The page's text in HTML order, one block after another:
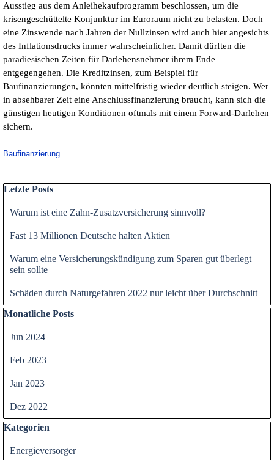
Ausstieg aus dem Anleihekaufprogramm beschlossen, um die
krisengeschüttelte Konjunktur im Euroraum nicht zu belasten. Doch
eine Zinswende nach Jahren der Nullzinsen wird auch hier angesichts
des Inflationsdrucks immer wahrscheinlicher. Damit dürften die
paradiesischen Zeiten für Darlehensnehmer ihrem Ende
entgegengehen. Die Kreditzinsen, zum Beispiel für
Baufinanzierungen, könnten mittelfristig wieder deutlich steigen. Wer
in absehbarer Zeit eine Anschlussfinanzierung braucht, kann sich die
günstigen heutigen Konditionen oftmals mit einem Forward-Darlehen
sichern.
Baufinanzierung
Block überspringen Letzte Posts
Letzte Posts
Warum ist eine Zahn-Zusatzversicherung sinnvoll?
Fast 13 Millionen Deutsche halten Aktien
Warum eine Versicherungskündigung zum Sparen gut überlegt
sein sollte
Schäden durch Naturgefahren 2022 nur leicht über Durchschnitt
Block überspringen Monatliche Posts
Monatliche Posts
Jun 2024
Feb 2023
Jan 2023
Dez 2022
Block überspringen Kategorien
Kategorien
Energieversorger